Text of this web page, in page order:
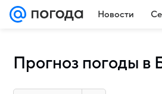
Новости
Прогноз погоды в